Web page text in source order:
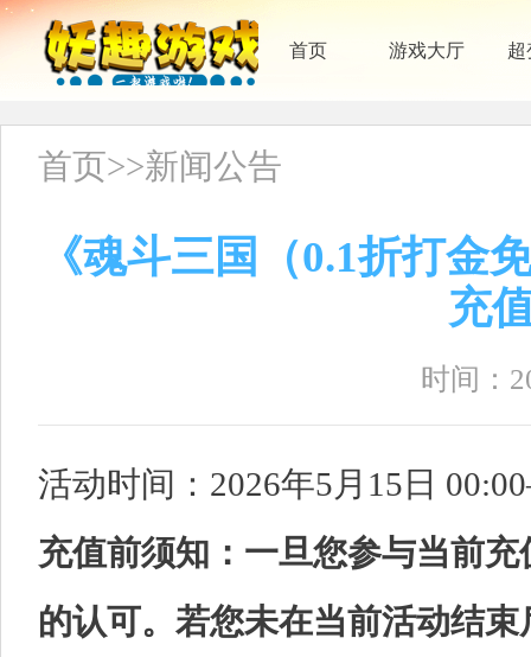
首页 游戏大厅 超
首页>>新闻公告
《魂斗三国（0.1折打金
充
时间：
活动时间：2026年5月15日
充值前须知：一旦您参与当前
的认可。若您未在当前活动结